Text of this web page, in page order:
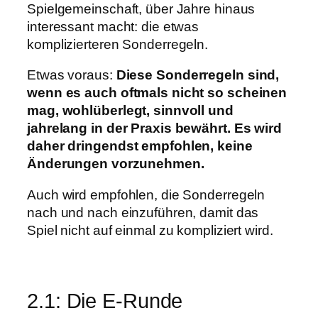
Spielgemeinschaft, über Jahre hinaus
interessant macht: die etwas
komplizierteren Sonderregeln.
Etwas voraus: Diese Sonderregeln sind,
wenn es auch oftmals nicht so scheinen
mag, wohlüberlegt, sinnvoll und
jahrelang in der Praxis bewährt. Es wird
daher dringendst empfohlen, keine
Änderungen vorzunehmen.
Auch wird empfohlen, die Sonderregeln
nach und nach einzuführen, damit das
Spiel nicht auf einmal zu kompliziert wird.
2.1: Die E-Runde